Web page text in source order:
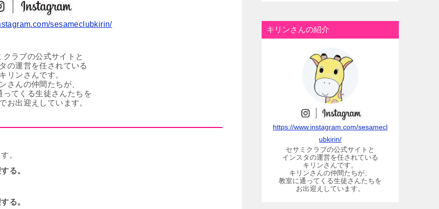
sesameclubkirin/
クラブの公式サイトと
の運営を任されている
リンさんです。
さんの仲間たちが、
ってくる生徒さんたちを
お出迎えしています。
。
る。
る。
キリンさんの紹介
https://www.instagram.com/sesamecl
ubkirin/
セサミクラブの公式サイトと
インスタの運営を任されている
キリンさんです。
キリンさんの仲間たちが、
教室に通ってくる生徒さんたちを
お出迎えしています。